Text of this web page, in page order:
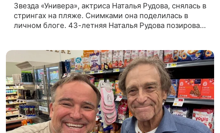
Звезда «Универа», актриса Наталья Рудова, снялась в
стрингах на пляже. Снимками она поделилась в
личном блоге. 43-летняя Наталья Рудова позировала